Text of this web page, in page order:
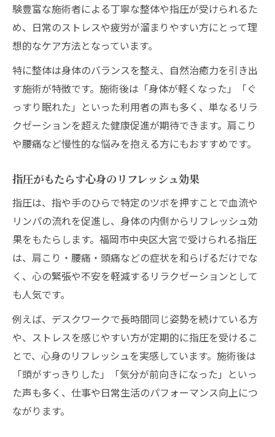
験豊富な施術者による丁寧な整体や指圧が受けられるた
め、日常のストレスや疲労が溜まりやすい方にとって理
想的なケア方法となっています。
特に整体は身体のバランスを整え、自然治癒力を引き出
す施術が特徴です。施術後は「身体が軽くなった」「ぐ
っすり眠れた」といった利用者の声も多く、単なるリラ
クゼーションを超えた健康促進が期待できます。肩こり
や腰痛など慢性的な悩みを抱える方にもおすすめです。
指圧がもたらす心身のリフレッシュ効果
指圧は、指や手のひらで特定のツボを押すことで血流や
リンパの流れを促進し、身体の内側からリフレッシュ効
果をもたらします。福岡市中央区大宮で受けられる指圧
は、肩こり・腰痛・頭痛などの症状を和らげるだけでな
く、心の緊張や不安を軽減するリラクゼーションとして
も人気です。
例えば、デスクワークで長時間同じ姿勢を続けている方
や、ストレスを感じやすい方が定期的に指圧を受けるこ
とで、心身のリフレッシュを実感しています。施術後は
「頭がすっきりした」「気分が前向きになった」といっ
た声も多く、仕事や日常生活のパフォーマンス向上につ
ながります。